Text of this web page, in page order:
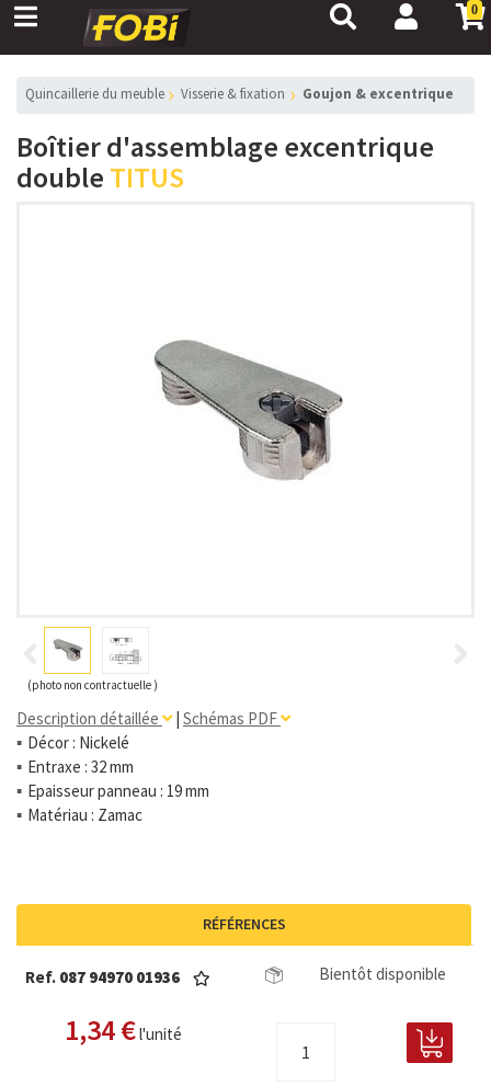
0
Quincaillerie du meuble Visserie & fixation Goujon & excentrique
Boîtier d'assemblage excentrique
double TITUS
Description détaillée | Schémas PDF
Décor : Nickelé
Entraxe : 32 mm
Epaisseur panneau : 19 mm
Matériau : Zamac
(photo non contractuelle )
RÉFÉRENCES
Ref. 087 94970 01936 Bientôt disponible
1,34 €l'unité